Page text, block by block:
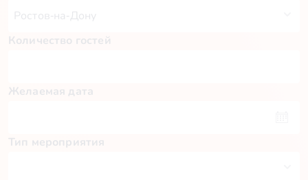
Количество гостей
Желаемая дата
Тип мероприятия